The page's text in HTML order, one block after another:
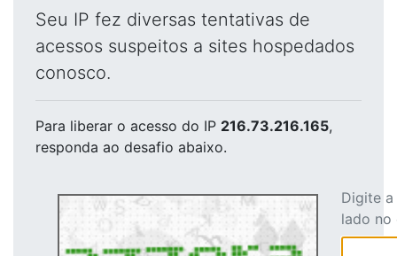
Seu IP fez diversas tentativas de
acessos suspeitos a sites hospedados
conosco.
Para liberar o acesso do IP 216.73.216.165,
responda ao desafio abaixo.
Digite
lado no